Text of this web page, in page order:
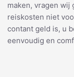
maken, vragen wij
reiskosten niet
contant geld is, u
eenvoudig en